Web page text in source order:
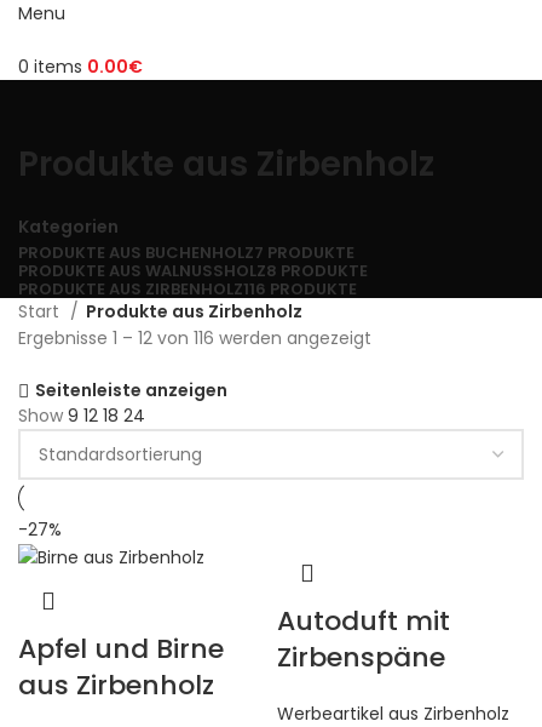
Menu
0 items 0.00€
Produkte aus Zirbenholz
Kategorien
PRODUKTE AUS BUCHENHOLZ7 PRODUKTE
PRODUKTE AUS WALNUSSHOLZ8 PRODUKTE
PRODUKTE AUS ZIRBENHOLZ116 PRODUKTE
Start
Produkte aus Zirbenholz
Ergebnisse 1 – 12 von 116 werden angezeigt
Seitenleiste anzeigen
Show 9 12 18 24
-27%
Apfel und Birne
aus Zirbenholz
Autoduft mit
Zirbenspäne
Werbeartikel aus Zirbenholz